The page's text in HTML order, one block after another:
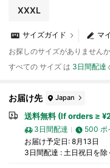
XXXL
マ
サイズガイド
お探しのサイズがありません
すべての サイズ は 3日間配達
お届け先 Japan
送料無料 (If orders ≥
3日間配達
500 ポ
お届け予定日: 8月13日
3日間配達 : 土日祝日を除